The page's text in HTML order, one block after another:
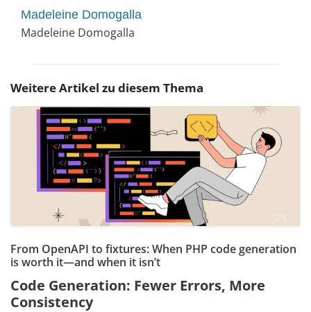
Madeleine Domogalla
Madeleine Domogalla
Weitere Artikel zu diesem Thema
From OpenAPI to fixtures: When PHP code generation
is worth it—and when it isn’t
Code Generation: Fewer Errors, More
Consistency